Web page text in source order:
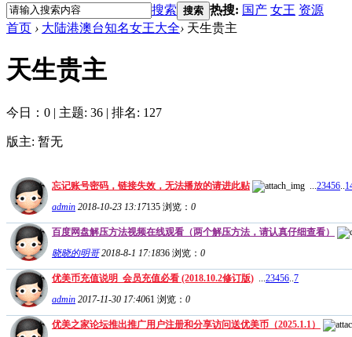
搜索 搜索 热搜: 国产 女王 资源
首页 › 大陆港澳台知名女王大全› 天生贵主
天生贵主
今日：0 | 主题: 36 | 排名: 127
版主: 暂无
忘记账号密码，链接失效，无法播放的请进此贴 23456
admin 2018-10-23 13:17135 浏览： 0
百度网盘解压方法视频在线观看（两个解压方法，请认真仔细查看）
晓晓的明哥 2018-8-1 17:1836 浏览： 0
优美币充值说明_会员充值必看 (2018.10.2修订版) 23456 7
admin 2017-11-30 17:4061 浏览： 0
优美之家论坛推出推广用户注册和分享访问送优美币（2025.1.1）